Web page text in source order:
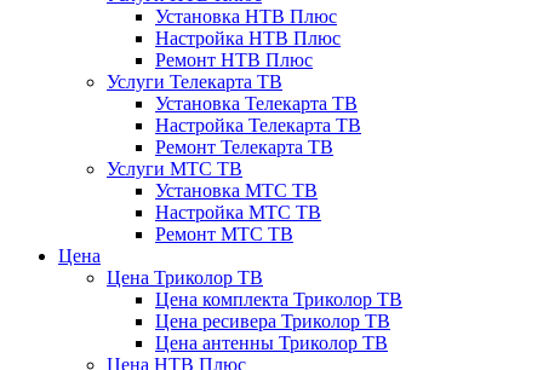
Установка НТВ Плюс
Настройка НТВ Плюс
Ремонт НТВ Плюс
Услуги Телекарта ТВ
Установка Телекарта ТВ
Настройка Телекарта ТВ
Ремонт Телекарта ТВ
Услуги МТС ТВ
Установка МТС ТВ
Настройка МТС ТВ
Ремонт МТС ТВ
Цена
Цена Триколор ТВ
Цена комплекта Триколор ТВ
Цена ресивера Триколор ТВ
Цена антенны Триколор ТВ
Цена НТВ Плюс